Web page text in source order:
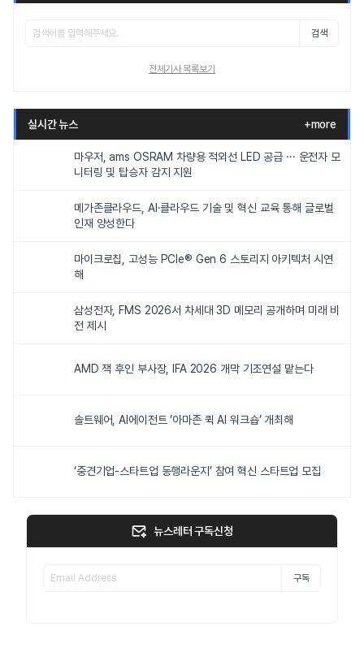
검색
전체기사 목록보기
실시간 뉴스 +more
마우저, ams OSRAM 차량용 적외선 LED 공급 ··· 운전자 모
니터링 및 탑승자 감지 지원
메가존클라우드, AI·클라우드 기술 및 혁신 교육 통해 글로벌
인재 양성한다
마이크로칩, 고성능 PCIe® Gen 6 스토리지 아키텍처 시연
해
삼성전자, FMS 2026서 차세대 3D 메모리 공개하며 미래 비
전 제시
AMD 잭 후인 부사장, IFA 2026 개막 기조연설 맡는다
솔트웨어, AI에이전트 ‘아마존 퀵 AI 워크숍’ 개최해
‘중견기업-스타트업 동행라운지’ 참여 혁신 스타트업 모집
뉴스레터 구독신청
구독